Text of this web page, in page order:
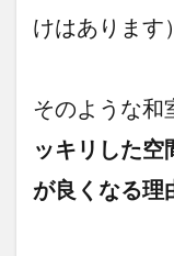
けはあります
そのような和
ッキリした空
が良くなる理